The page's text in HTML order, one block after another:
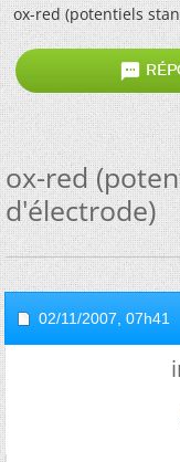
ox-red (potentiels

ox-red
d'électrode)
02/11/2007, 07h41